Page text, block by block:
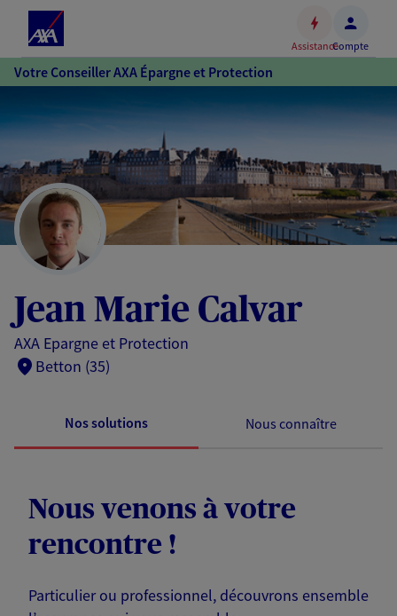
Accéder
au
principal
au
pied
de
page
AssistanceCompte
Votre Conseiller AXA Épargne et Protection
Jean Marie Calvar
AXA Epargne et Protection
Betton (35)
Nos solutions Nous connaître
Nous venons à votre
rencontre !
Particulier ou professionnel, découvrons ensemble